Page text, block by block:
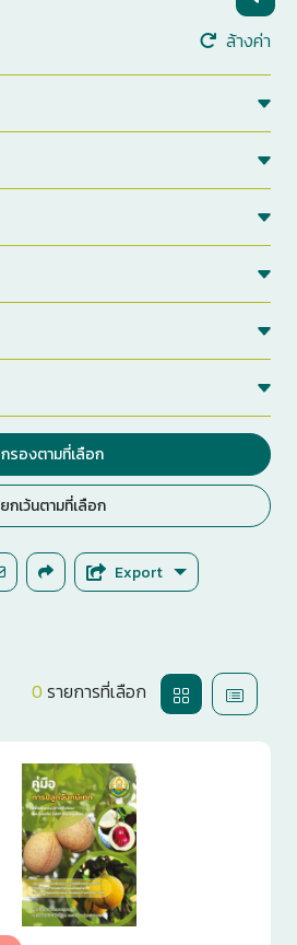
ล้างค่า
กรองตามที่เลือก
ยกเว้นตามที่เลือก
Export
0 รายการที่เลือก